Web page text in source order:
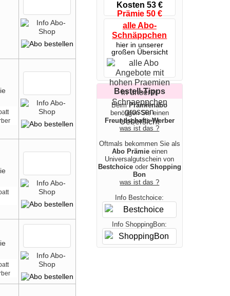
Kosten 53 €
Prämie 50 €
nur bis 16.08.26
alle Abo-
Schnäppchen
hier in unserer
großen Übersicht
Bestell-Tipps
Beim Prämienabo
benötigen Sie einen
Freundschafts-Werber
was ist das ?
Oftmals bekommen Sie als
Abo Prämieeinen
Universalgutschein von
Bestchoiceoder Shopping
Bon
was ist das ?
Info Bestchoice:
Info ShoppingBon: